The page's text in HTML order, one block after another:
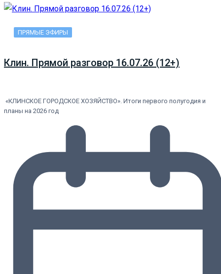
ПРЯМЫЕ ЭФИРЫ
Клин. Прямой разговор 16.07.26 (12+)
«КЛИНСКОЕ ГОРОДСКОЕ ХОЗЯЙСТВО». Итоги первого полугодия и
планы на 2026 год